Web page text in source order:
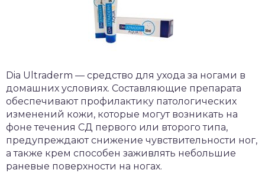
Dia Ultraderm — средство для ухода за ногами в
домашних условиях. Составляющие препарата
обеспечивают профилактику патологических
изменений кожи, которые могут возникать на
фоне течения СД первого или второго типа,
предупреждают снижение чувствительности ног,
а также крем способен заживлять небольшие
раневые поверхности на ногах.